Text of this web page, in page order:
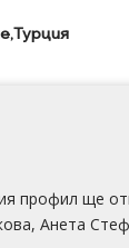
Турция
профил ще
Анета